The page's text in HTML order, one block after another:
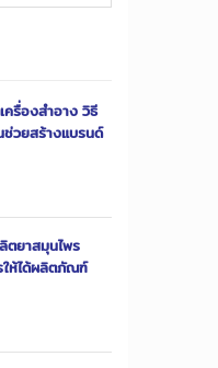
ครื่องสำอาง วิธี
ช่วยสร้างแบรนด์
ตยาสมุนไพร
ให้ได้ผลิตภัณฑ์